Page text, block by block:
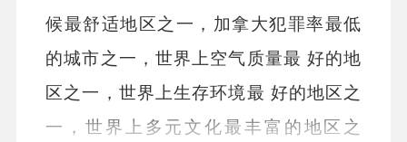
候最舒适地区之一，加拿大犯罪率最低
的城市之一，世界上空气质量最 好的地
区之一，世界上生存环境最 好的地区之
一，世界上多元文化最丰富的地区之